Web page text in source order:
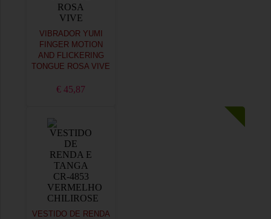
VIBRADOR YUMI
FINGER MOTION
AND FLICKERING
TONGUE ROSA VIVE
€ 45,87
VESTIDO DE RENDA